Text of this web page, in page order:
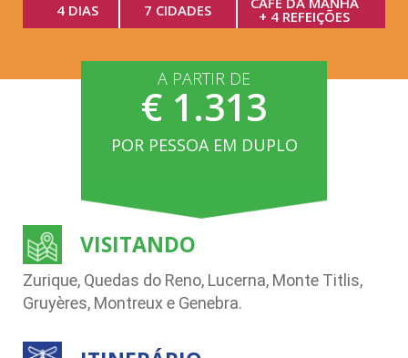
4 DIAS 7 CIDADES + 4 REFEIÇÕES
A PARTIR DE
€ 1.313
POR PESSOA EM DUPLO
VISITANDO
Zurique, Quedas do Reno, Lucerna, Monte Titlis,
Gruyères, Montreux e Genebra.